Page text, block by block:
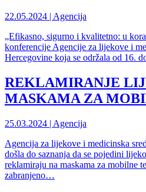
22.05.2024 | Agencija
„Efikasno, sigurno i kvalitetno: u
konferencije Agencije za lijekove i
Hercegovine koja se održala od 16.
REKLAMIRANJE
MASKAMA ZA
25.03.2024 | Agencija
Agencija za lijekove i medicinska
došla do saznanja da se pojedini
reklamiraju na maskama za mobilne
zabranjeno…